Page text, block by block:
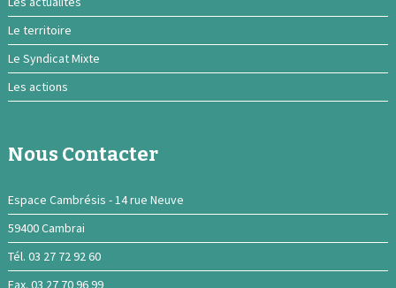
Le territoire
Le Syndicat Mixte
Les actions
Nous Contacter
Espace Cambrésis - 14 rue Neuve
59400 Cambrai
Tél. 03 27 72 92 60